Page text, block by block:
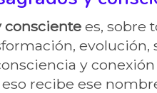
conscientees, sobre
evolución,
y
eso recibe ese